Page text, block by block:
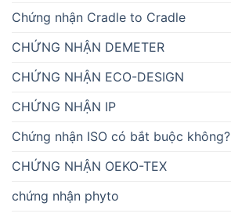
Chứng nhận Cradle to Cradle
CHỨNG NHẬN DEMETER
CHỨNG NHẬN ECO-DESIGN
CHỨNG NHẬN IP
Chứng nhận ISO có bắt buộc không?
CHỨNG NHẬN OEKO-TEX
chứng nhận phyto